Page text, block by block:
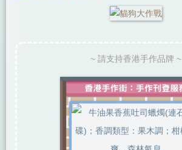
~ 請支持香港手作品牌 ~